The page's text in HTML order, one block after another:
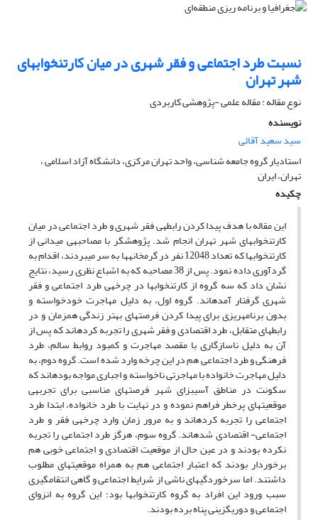
نسبت طرد اجتماعی و فقر شهری در میان کارتن‏خواب‏های
شهر تهران
نوع مقاله : مقاله علمی -پژوهشی کاربردی
نویسنده
سید سعید آقائی
استادیار گروه جامعه شناسی، واحد تهران مرکزی، دانشگاه آزاد اسلامی ،
تهران، ایران
چکیده
این مقاله با هدف پیدا کردن رابطه‏ی فقر شهری و طرد اجتماعی در میان
کارتن‏خواب‏های شهر تهران انجام شد. پژوهشگر با مصاحبه‏ی میدانی از
کارتن‏خواب‏ها که تعداد 12048 نفر در گرمخانه‏ها به سر می‏بردند، اقدام به
گردآوری داده نمود. پس از 38 مصاحبه که به اشباع نظری رسید، نتایج
نشان داد که سه گروه از کارتن‏خواب‏ها در چرخه‏ی طرد اجتماعی و فقر
شهری گرفتار آمده‏اند. گروه اول، به دلیل مهاجرت خودخواسته و
بدون برنامه‏ریزی برای پیدا کردن فرصت‏های بهتر زندگی همزمان و در
رابطه‏ای متقابل، طرد اقتصادی و فقر شهری را تجربه کرده‏اند که پس از
آن به دلیل ناسازگاری با مقصد مهاجرت و کمبود روابط سالم، طرد
فرهنگی و طرد اجتماعی هم در این چرخه وارد شده است. گروه دوم، به
دلیل مهاجرت خانواده با مهاجرتی ناخواسته و اجباری مواجه بوده‏اند که
سکونت در مناطق آسیب‏زای شهر فرصت‏های مناسبی برای تجربه‏ی
موقعیت‏های پرخطر فراهم نموده و در نهایت با طرد خانواده، ابتدا طرد
اجتماعی را تجربه کرده‏اند و به مرور زمان وارد چرخه‏ی فقر و طرد
اجتماعی- اقتصادی شده‏اند. گروه سوم، هرگز طرد اجتماعی را تجربه
نکرده بودند و در عین حال از موقعیت اقتصادی و اجتماعی خوبی هم
برخوردار بودند که اعتبار اجتماعی هم به همراه موقعیت‏های مطلوب
داشتند. اما سرخوردگی‏های ناشی از شرایط اجتماعی و گاهی انتقام‏گیری
سبب ورود این افراد به گروه کارتن‏خواب‏ها بود؛ این گروه به انزوای
اجتماعی و دوری‏گزینی پناه برده بودند.